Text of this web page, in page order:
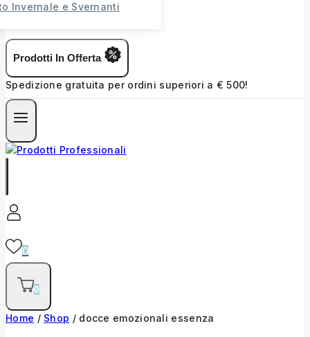
Invernale e Svernanti
Prodotti In Offerta
Spedizione gratuita per ordini superiori a € 500!
0
0
Home / Shop / docce emozionali essenza